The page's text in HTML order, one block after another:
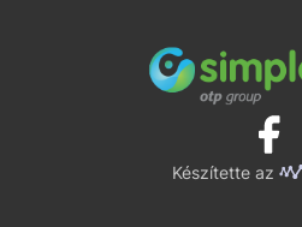
Készítette az